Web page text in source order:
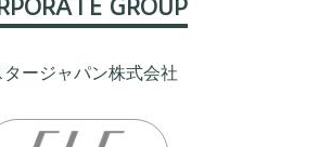
GROUP
タージャパン株式会社